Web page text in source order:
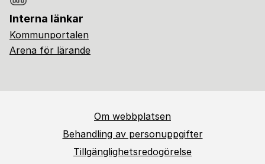
Interna länkar
Kommunportalen
Arena för lärande
Om webbplatsen
Behandling av personuppgifter
Tillgänglighetsredogörelse